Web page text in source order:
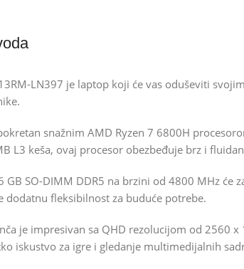
LN397 je laptop koji će vas oduševiti
snažnim AMD Ryzen 7 6800H
L3 keša, ovaj procesor obezbeđuje brz i
GB SO-DIMM DDR5 na brzini od 4800 MHz
dodatnu fleksibilnost za buduće potrebe.
je impresivan sa QHD rezolucijom od 2560
iskustvo za igre i gledanje multimedijalnih